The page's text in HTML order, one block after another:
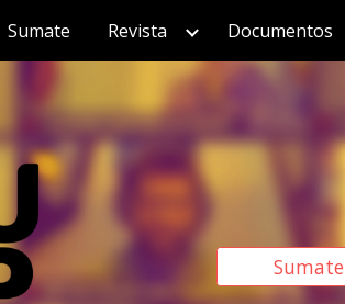
Skip to navigation
Sumate Revista Documentos
Sumate